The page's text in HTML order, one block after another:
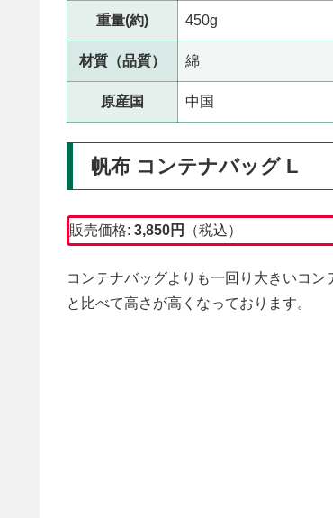
重量(約) 450g
材質（品質） 綿
原産国 中国
帆布 コンテナバッグ L
販売価格: 3,850円 （税込）
コンテナバッグよりも一回り大きいコ
と比べて高さが高くなっております。